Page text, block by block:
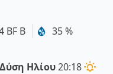
BF Β 35 %
Δύση Ηλίου20:18